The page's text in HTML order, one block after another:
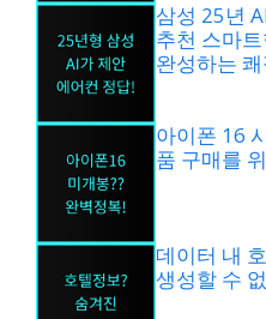
삼성 25년
추천 스마
완성하는
아이폰 16
품 구매를
데이터 내
생성할 수